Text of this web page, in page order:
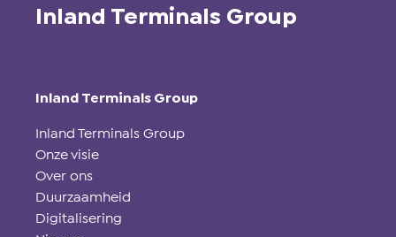
Inland Terminals Group
Inland Terminals Group
Inland Terminals Group
Onze visie
Over ons
Duurzaamheid
Digitalisering